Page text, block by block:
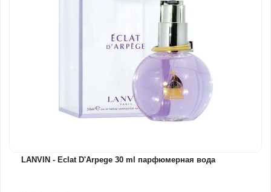
LANVIN - Eclat D'Arpege 30 ml парфюмерная вода